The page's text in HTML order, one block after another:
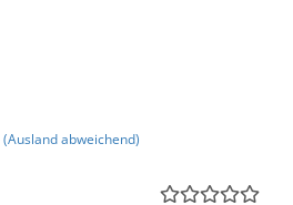
(Ausland abweichend)